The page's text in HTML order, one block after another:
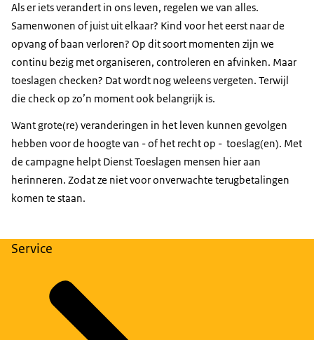
Ondertiteling
srt 0,925 KB
Download
Audiobeschrijving
mp30,636 MB
Download
Bij samenwonen, alles verhuisd?
Een extra dag naar de opvang.
Moeder: Heb je alles?j
Kind: Check
Alfie, kom hier!
Voice-over: Bij een nieuwe baan, outfit?
Man: Check.
Check
Voice-over: En wist je dat je bij zo’n verandering
ook je toeslagen moet checken?
O, ja…
Als er iets verandert in ons leven, regelen we van alles.
Samenwonen of juist uit elkaar? Kind voor het eerst naar de
opvang of baan verloren? Op dit soort momenten zijn we
continu bezig met organiseren, controleren en afvinken. Maar
toeslagen checken? Dat wordt nog weleens vergeten. Terwijl
die check op zo’n moment ook belangrijk is.
Want grote(re) veranderingen in het leven kunnen gevolgen
hebben voor de hoogte van - of het recht op - toeslag(en). Met
de campagne helpt Dienst Toeslagen mensen hier aan
herinneren. Zodat ze niet voor onverwachte terugbetalingen
komen te staan.
Service